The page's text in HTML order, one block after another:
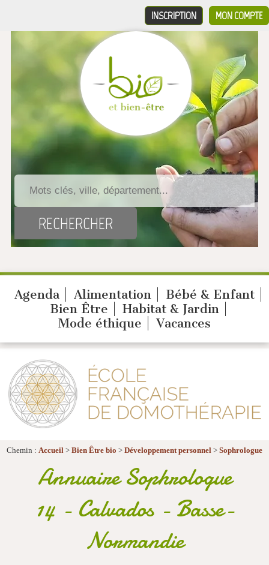
MON COMPTE
INSCRIPTION
Agenda Alimentation
Bébé & Enfant
Bien Être
Habitat & Jardin
Mode éthique
Vacances
Chemin : Accueil > Bien Être bio > Développement personnel > Sophrologue
Annuaire Sophrologue
14 - Calvados - Basse-
Normandie